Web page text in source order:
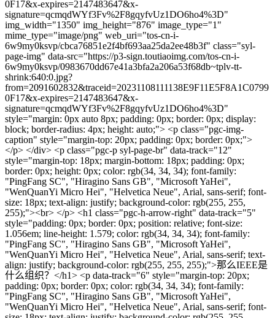
0F17&x-expires=2147483647&x-
signature=qcmqdWYf3Fv%2F8gqyfvUz1DO6ho4%3D"
img_width="1350" img_height="876" image_type="1"
mime_type="image/png" web_uri="tos-cn-i-
6w9my0ksvp/cbca76851e2f4bf693aa25da2ee48b3f" class="syl-
page-img" data-src="https://p3-sign.toutiaoimg.com/tos-cn-i-
6w9my0ksvp/0983670dd67e41a3bfa2a206a53f68db~tplv-tt-
shrink:640:0.jpg?
from=2091602832&traceid=20231108111138E9F11E5F8A1C0799
0F17&x-expires=2147483647&x-
signature=qcmqdWYf3Fv%2F8gqyfvUz1DO6ho4%3D"
style="margin: 0px auto 8px; padding: 0px; border: 0px; display:
block; border-radius: 4px; height: auto;"> <p class="pgc-img-
caption" style="margin-top: 20px; padding: 0px; border: 0px;">
</p> </div> <p class="pgc-p syl-page-br" data-track="12"
style="margin-top: 18px; margin-bottom: 18px; padding: 0px;
border: 0px; height: 0px; color: rgb(34, 34, 34); font-family:
"PingFang SC", "Hiragino Sans GB", "Microsoft YaHei",
"WenQuanYi Micro Hei", "Helvetica Neue", Arial, sans-serif; font-
size: 18px; text-align: justify; background-color: rgb(255, 255,
255);"><br> </p> <h1 class="pgc-h-arrow-right" data-track="5"
style="padding: 0px; border: 0px; position: relative; font-size:
1.056em; line-height: 1.579; color: rgb(34, 34, 34); font-family:
"PingFang SC", "Hiragino Sans GB", "Microsoft YaHei",
"WenQuanYi Micro Hei", "Helvetica Neue", Arial, sans-serif; text-
align: justify; background-color: rgb(255, 255, 255);">那么IEEE是
什么组织？</h1> <p data-track="6" style="margin-top: 20px;
padding: 0px; border: 0px; color: rgb(34, 34, 34); font-family:
"PingFang SC", "Hiragino Sans GB", "Microsoft YaHei",
"WenQuanYi Micro Hei", "Helvetica Neue", Arial, sans-serif; font-